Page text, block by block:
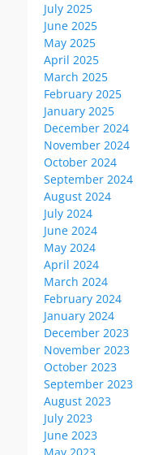
July 2025
June 2025
May 2025
April 2025
March 2025
February 2025
January 2025
December 2024
November 2024
October 2024
September 2024
August 2024
July 2024
June 2024
May 2024
April 2024
March 2024
February 2024
January 2024
December 2023
November 2023
October 2023
September 2023
August 2023
July 2023
June 2023